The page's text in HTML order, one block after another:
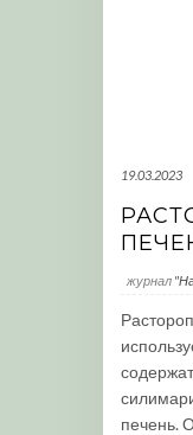
19.03.2023
журнал
печень.